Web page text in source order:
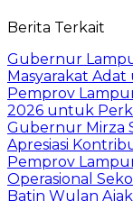
Berita Terkait
Gubernur
Masyarakat
Pemprov
2026 untuk
Gubernur Mirza
Apresiasi
Pemprov
Operasional
Batin Wulan